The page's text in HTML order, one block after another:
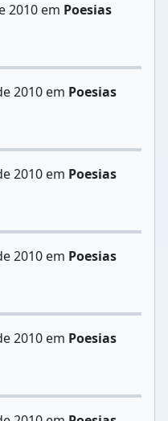
2010 em Poesias
2010 em Poesias
2010 em Poesias
2010 em Poesias
2010 em Poesias